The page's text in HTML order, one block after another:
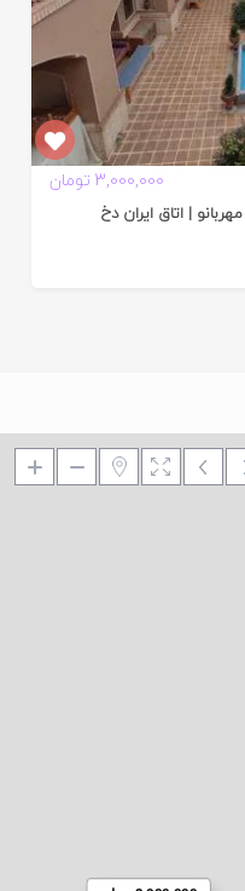
3,000,000 تومان
| اتاق ایران دخ